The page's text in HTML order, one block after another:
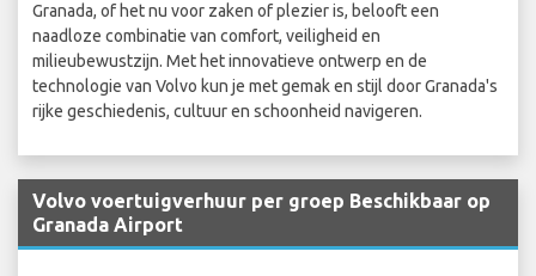
Granada, of het nu voor zaken of plezier is, belooft een
naadloze combinatie van comfort, veiligheid en
milieubewustzijn. Met het innovatieve ontwerp en de
technologie van Volvo kun je met gemak en stijl door Granada's
rijke geschiedenis, cultuur en schoonheid navigeren.
Volvo voertuigverhuur per groep Beschikbaar op
Granada Airport